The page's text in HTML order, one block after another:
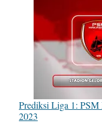
Prediksi Liga 1: PSM
2023